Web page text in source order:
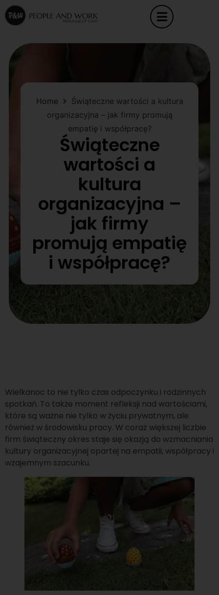
Home
Świąteczne wartości a kultura
organizacyjna – jak firmy promują
empatię i współpracę?
Świąteczne
wartości a
kultura
organizacyjna –
jak firmy
promują empatię
i współpracę?
Wielkanoc to nie tylko czas odpoczynku i rodzinnych
spotkań. To także moment refleksji nad wartościami,
które są ważne nie tylko w życiu prywatnym, ale
również w środowisku pracy. W coraz większej liczbie
firm świąteczny okres staje się okazją do wzmacniania
kultury organizacyjnej opartej na empatii, współpracy i
wzajemnym szacunku.